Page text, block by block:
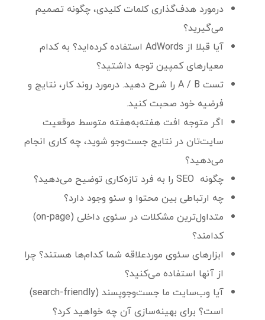
درمورد هدف‌گذاری کلمات کلیدی، چگونه تصمیم
می‌گیرید؟
آیا قبلا از AdWords استفاده کرده‌اید؟ به کدام
معیارهای کمپین توجه داشتید؟
تست A / B را شرح دهید. درمورد روند کار، نتایج و
فرضیه‌ خود صحبت کنید.
اگر متوجه افت هفته‌به‌هفته‌ متوسط موقعیت
سایت‌تان در نتایج جست‌وجو شوید، چه کاری انجام
می‌دهید؟
چگونه SEO را به فرد تازه‌کاری توضیح می‌دهید؟
چه ارتباطی بین محتوا و سئو وجود دارد؟
متداول‌ترین مشکلات در سئوی داخلی (on-page)
کدامند؟
ابزارهای ‌سئوی موردعلاقه‌ شما کدام‌ها هستند؟ چرا
از آنها استفاده می‌کنید؟
آیا وب‌سایت ما جست‌وجوپسند (search-friendly)
است؟ برای بهینه‌سازی آن چه خواهید کرد؟